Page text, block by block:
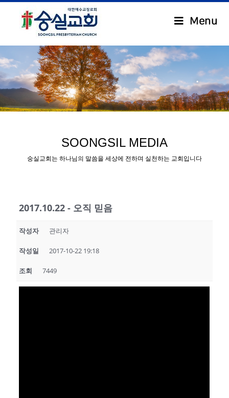
Menu
.
SOONGSIL MEDIA
숭실교회는 하나님의 말씀을 세상에 전하며 실천하는 교회입니다
2017.10.22 - 오직 믿음
작성자 관리자
작성일 2017-10-22 19:18
조회 7449